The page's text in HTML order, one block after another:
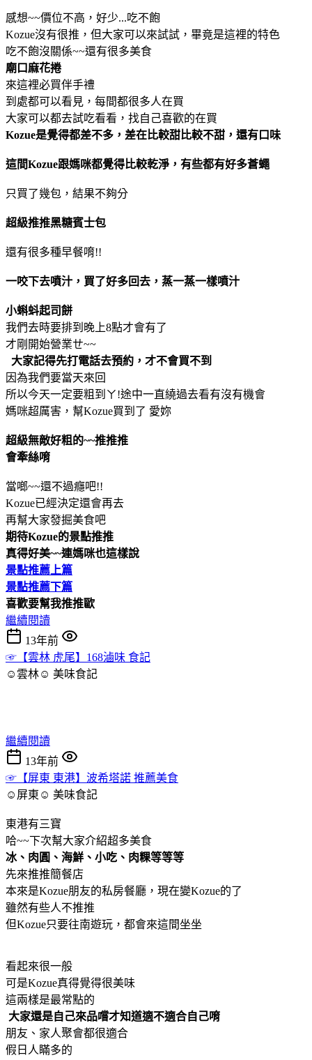
感想~~價位不高，好少...吃不飽
Kozue沒有很推，但大家可以來試試，畢竟是這裡的特色
吃不飽沒關係~~還有很多美食
廟口麻花捲
來這裡必買伴手禮
到處都可以看見，每間都很多人在買
大家可以都去試吃看看，找自己喜歡的在買
Kozue是覺得都差不多，差在比較甜比較不甜，還有口味
這間Kozue跟媽咪都覺得比較乾淨，有些都有好多蒼蠅
只買了幾包，結果不夠分
超級推推黑糖賓士包
還有很多種早餐唷!!
一咬下去噴汁，買了好多回去，蒸一蒸一樣噴汁
小蝌蚪起司餅
我們去時要排到晚上8點才會有了
才剛開始營業ㄝ~~
大家記得先打電話去預約，才不會買不到
因為我們要當天來回
所以今天一定要粗到ㄚ!途中一直繞過去看有沒有機會
媽咪超厲害，幫Kozue買到了 愛妳
超級無敵好粗的~~推推推
會牽絲唷
當啷~~還不過癮吧!!
Kozue已經決定還會再去
再幫大家發掘美食吧
期待Kozue的景點推推
真得好美~~連媽咪也這樣說
景點推薦上篇
景點推薦下篇
喜歡要幫我推推歐
繼續閱讀
13年前
☞【雲林 虎尾】168滷味 食記
☺雲林☺ 美味食記
繼續閱讀
13年前
☞【屏東 東港】波希塔諾 推薦美食
☺屏東☺ 美味食記
東港有三寶
哈~~下次幫大家介紹超多美食
冰、肉圓、海鮮、小吃、肉粿等等等
先來推推簡餐店
本來是Kozue朋友的私房餐廳，現在變Kozue的了
雖然有些人不推推
但Kozue只要往南遊玩，都會來這間坐坐
看起來很一般
可是Kozue真得覺得很美味
這兩樣是最常點的
大家還是自己來品嚐才知道適不適合自己唷
朋友、家人聚會都很適合
假日人瞞多的